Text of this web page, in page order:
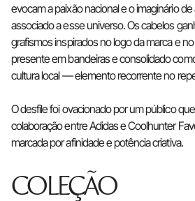
evocam a paixão nacional e o imaginário
associado a esse universo. Os cabelos
grafismos inspirados no logo da marca e no
presente em bandeiras e consolidado
cultura local — elemento recorrente no
O desfile foi ovacionado por um público
colaboração entre Adidas e Coolhunter
marcada por afinidade e potência criativa.
COLEÇÃO